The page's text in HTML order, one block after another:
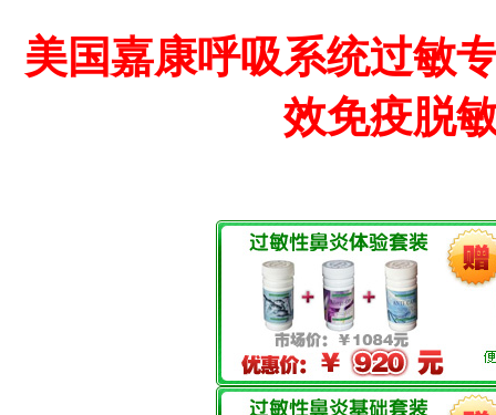
美国嘉康呼吸系统过敏
效免疫脱